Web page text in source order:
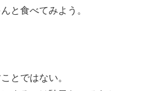
と食べてみよう。
とではない。